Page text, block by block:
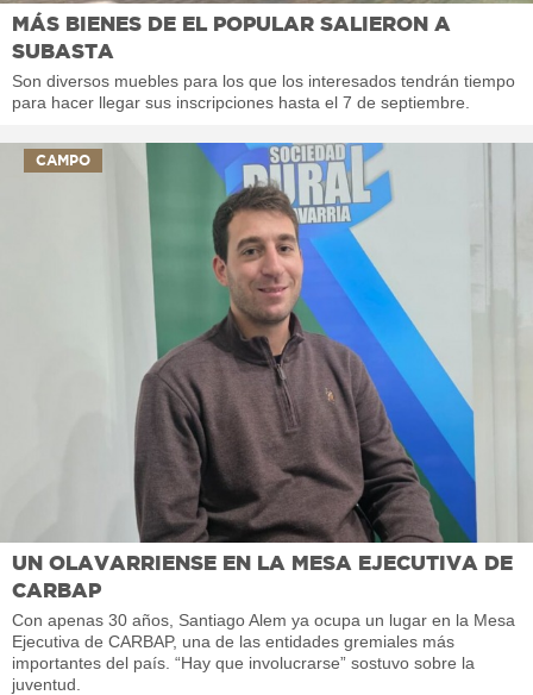
MÁS BIENES DE EL POPULAR SALIERON A
SUBASTA
Son diversos muebles para los que los interesados tendrán tiempo
para hacer llegar sus inscripciones hasta el 7 de septiembre.
CAMPO
UN OLAVARRIENSE EN LA MESA EJECUTIVA DE
CARBAP
Con apenas 30 años, Santiago Alem ya ocupa un lugar en la Mesa
Ejecutiva de CARBAP, una de las entidades gremiales más
importantes del país. “Hay que involucrarse” sostuvo sobre la
juventud.